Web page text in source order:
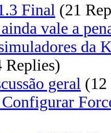
Final (21
vale a
da
Replies)
geral (12